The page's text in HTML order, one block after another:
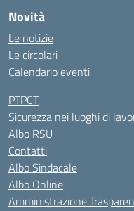
Novità
Le notizie
Le circolari
Calendario eventi
PTPCT
Sicurezza nei luoghi di
Albo RSU
Contatti
Albo Sindacale
Albo Online
Amministrazione